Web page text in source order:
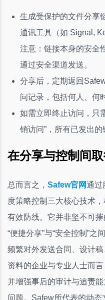
生成受保护的文件分享
通讯工具（如 Signal,
注意：链接本身的安全
通过安全渠道发送。
分享后，定期返回
问记录，包括何人、何
如需立即终止访问，只
销访问”，所有已发出的
在分享与控制间
总而言之， Safew官网通过
度策略控制三大核心技术
有效防线。它并非坚不可
“便捷分享”与“安全控制”
频繁对外发送合同、设计
资料的企业与专业人士而
并增强事后的审计与追责
问题。Safew所代表的动